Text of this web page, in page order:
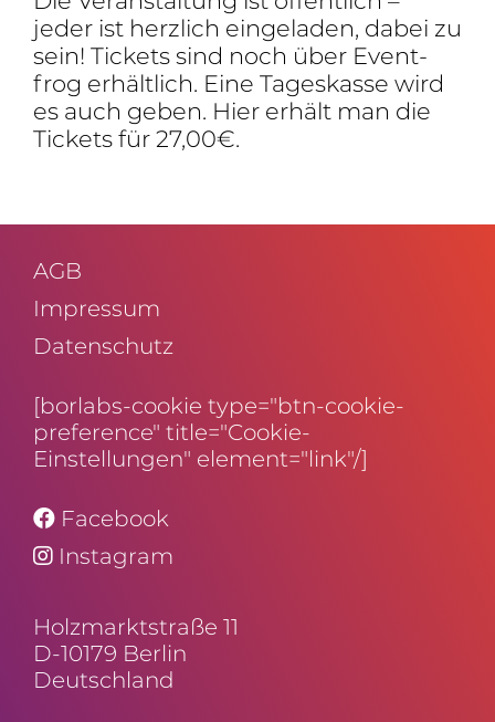
jeder ist herz­lich einge­laden, dabei zu
sein! Tickets sind noch über Event­
frog erhält­lich. Eine Tages­kasse wird
es auch geben. Hier erhält man die
Tickets für 27,00€.
AGB
Impressum
Daten­schutz
[borlabs-cookie type="btn-cookie-
preference" title="Cookie-
Einstellungen" element="link"/]
Facebook
Instagram
Holz­markt­straße 11
D-10179 Berlin
Deutschland